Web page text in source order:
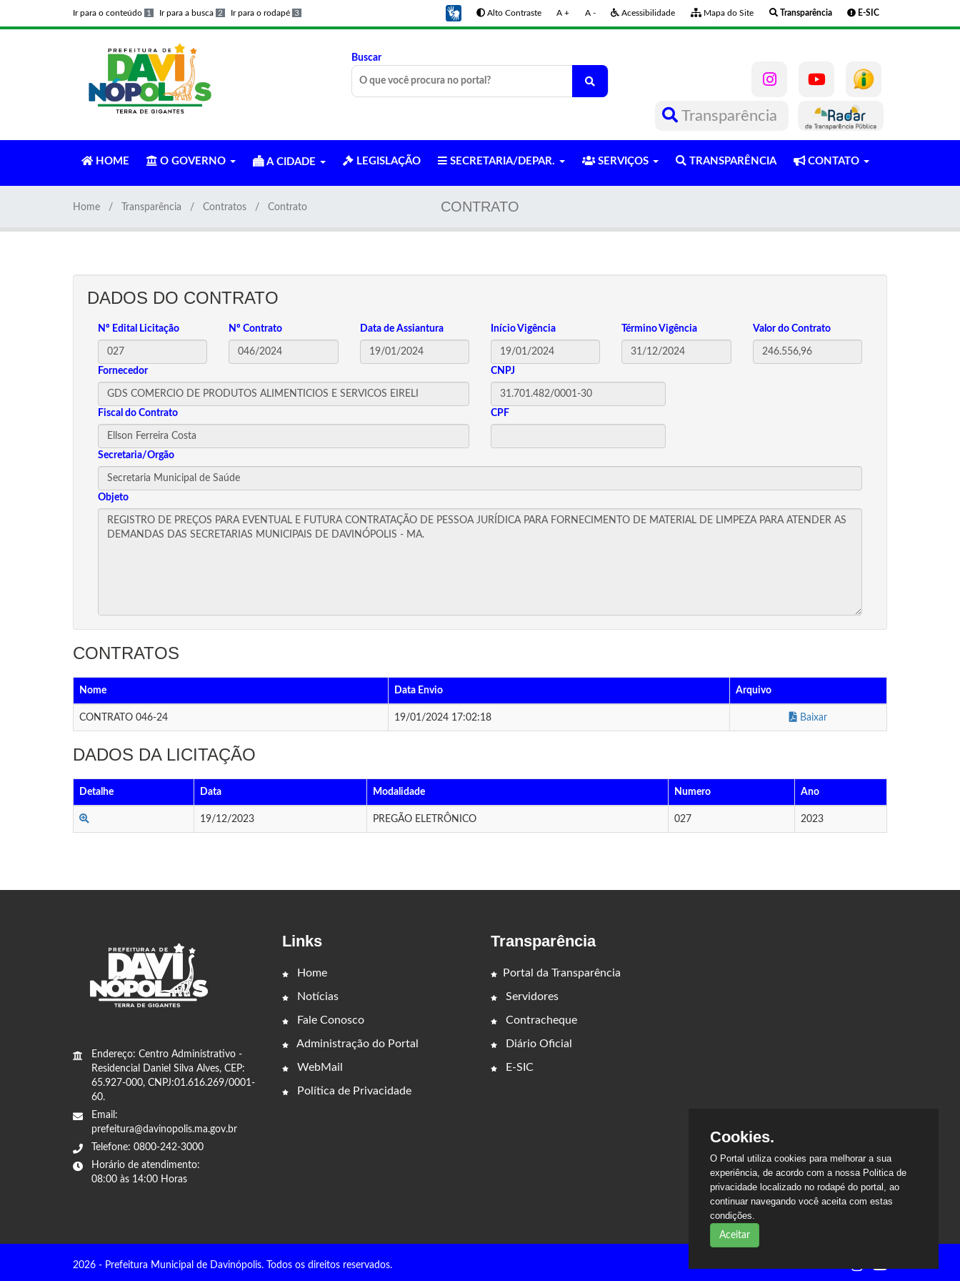
Ir para o conteúdo 1 Ir para a busca 2 Ir para o rodapé 3 Alto Contraste A + A - Acessibilidade Mapa do Site Transparência E-SIC
Buscar
Transparência
HOME O GOVERNO A CIDADE LEGISLAÇÃO SECRETARIA/DEPAR. SERVIÇOS TRANSPARÊNCIA CONTATO
CONTRATO
Home Transparência Contratos Contrato
DADOS DO CONTRATO
Nº Edital Licitação Nº Contrato Data de Assiantura Início Vigência Término Vigência Valor do Contrato
Fornecedor CNPJ
Fiscal do Contrato CPF
Secretaria/Orgão
Objeto
CONTRATOS
Nome Data Envio Arquivo
CONTRATO 046-24 19/01/2024 17:02:18 Baixar
DADOS DA LICITAÇÃO
Detalhe Data Modalidade Numero Ano
19/12/2023 PREGÃO ELETRÔNICO 027 2023
Endereço: Centro Administrativo -
Residencial Daniel Silva Alves, CEP:
65.927-000, CNPJ:01.616.269/0001-
60.
Email:
prefeitura@davinopolis.ma.gov.br
Telefone: 0800-242-3000
Horário de atendimento:
08:00 às 14:00 Horas
Links
Home
Notícias
Fale Conosco
Administração do Portal
WebMail
Política de Privacidade
Transparência
Portal da Transparência
Servidores
Contracheque
Diário Oficial
E-SIC
Cookies.
O Portal utiliza cookies para melhorar a sua
experiência, de acordo com a nossa Politica de
privacidade localizado no rodapé do portal, ao
continuar navegando você aceita com estas
condições.
Aceitar
2026 - Prefeitura Municipal de Davinópolis. Todos os direitos reservados.